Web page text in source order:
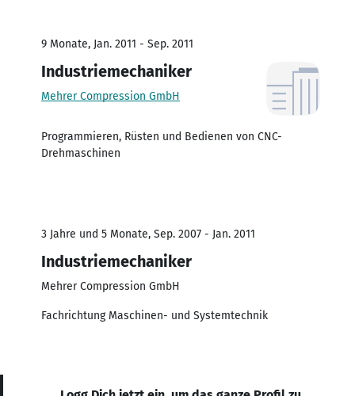
9 Monate, Jan. 2011 - Sep. 2011
Industriemechaniker
Mehrer Compression GmbH
Programmieren, Rüsten und Bedienen von CNC-
Drehmaschinen
3 Jahre und 5 Monate, Sep. 2007 - Jan. 2011
Industriemechaniker
Mehrer Compression GmbH
Fachrichtung Maschinen- und Systemtechnik